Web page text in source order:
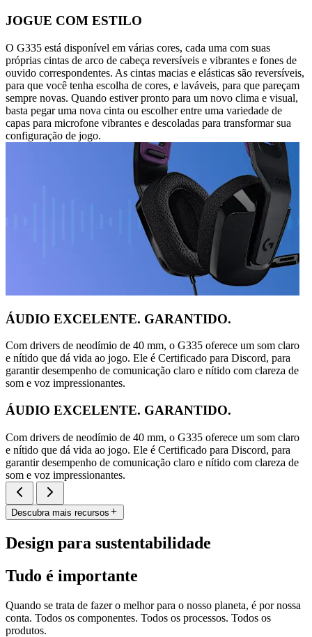
JOGUE COM ESTILO
O G335 está disponível em várias cores, cada uma com suas
próprias cintas de arco de cabeça reversíveis e vibrantes e fones de
ouvido correspondentes. As cintas macias e elásticas são reversíveis,
para que você tenha escolha de cores, e laváveis, para que pareçam
sempre novas. Quando estiver pronto para um novo clima e visual,
basta pegar uma nova cinta ou escolher entre uma variedade de
capas para microfone vibrantes e descoladas para transformar sua
configuração de jogo.
ÁUDIO EXCELENTE. GARANTIDO.
Com drivers de neodímio de 40 mm, o G335 oferece um som claro
e nítido que dá vida ao jogo. Ele é Certificado para Discord, para
garantir desempenho de comunicação claro e nítido com clareza de
som e voz impressionantes.
ÁUDIO EXCELENTE. GARANTIDO.
Com drivers de neodímio de 40 mm, o G335 oferece um som claro
e nítido que dá vida ao jogo. Ele é Certificado para Discord, para
garantir desempenho de comunicação claro e nítido com clareza de
som e voz impressionantes.
Descubra mais recursos
Design para sustentabilidade
Tudo é importante
Quando se trata de fazer o melhor para o nosso planeta, é por nossa
conta. Todos os componentes. Todos os processos. Todos os
produtos.